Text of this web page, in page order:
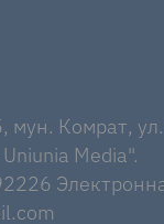
мун. Комрат,
Media".